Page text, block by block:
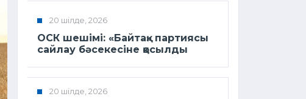
20 шілде, 2026
ОСК шешімі: «Байтақ» партиясы
сайлау бәсекесіне қосылды
20 шілде, 2026